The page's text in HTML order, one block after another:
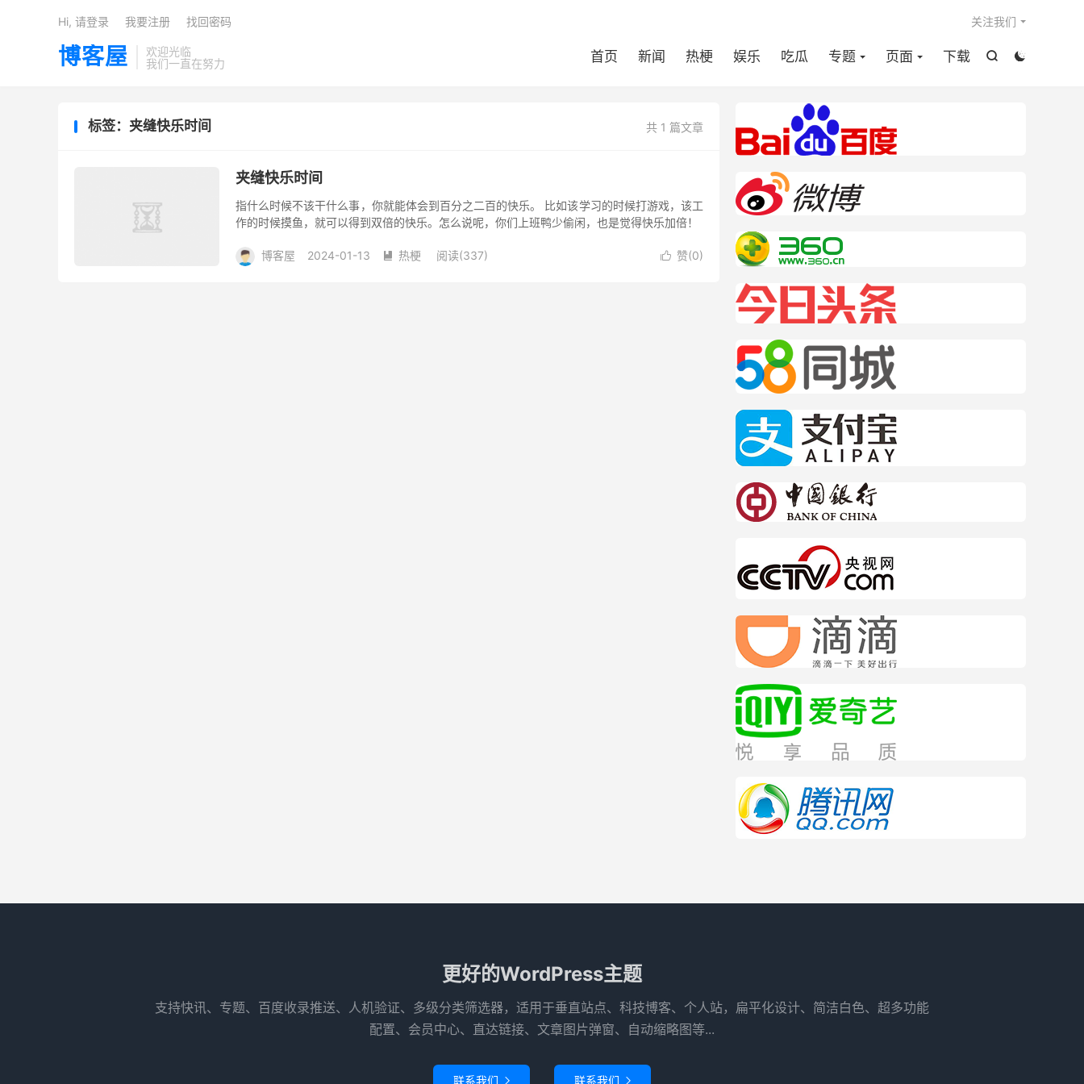
博客屋
欢迎光临
我们一直在努力


首页 新闻 热梗 娱乐 吃瓜 专题 页面 下载
关注我们
Hi, 请登录 我要注册 找回密码
共 1 篇文章
标签：夹缝快乐时间
夹缝快乐时间
指什么时候不该干什么事，你就能体会到百分之二百的快乐。 比如该学习的时候打游戏，该工
作的时候摸鱼，就可以得到双倍的快乐。怎么说呢，你们上班鸭少偷闲，也是觉得快乐加倍！
 赞(0)
博客屋 2024-01-13  热梗 阅读(337)
更好的WordPress主题
支持快讯、专题、百度收录推送、人机验证、多级分类筛选器，适用于垂直站点、科技博客、个人站，扁平化设计、简洁白色、超多功能
配置、会员中心、直达链接、文章图片弹窗、自动缩略图等...
联系我们  联系我们 